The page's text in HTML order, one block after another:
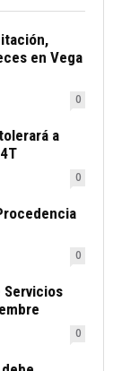
en Vega
0
a
0
0
Servicios
0